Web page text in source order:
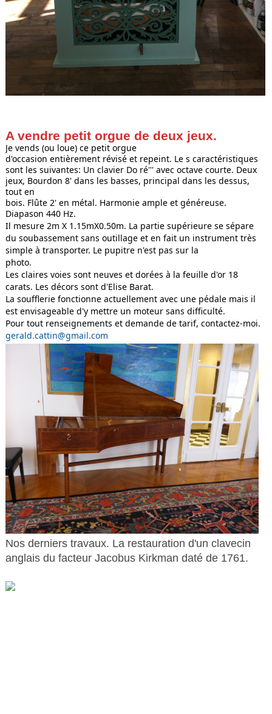
A vendre petit orgue de deux jeux.
Je vends (ou loue) ce petit orgue
d'occasion entièrement révisé et repeint. Le s caractéristiques
sont les suivantes: Un clavier Do ré''' avec octave courte. Deux
jeux, Bourdon 8' dans les basses, principal dans les dessus,
tout en
bois. Flûte 2' en métal. Harmonie ample et généreuse.
Diapason 440 Hz.
Il mesure 2m X 1.15mX0.50m. La partie supérieure se sépare
du soubassement sans outillage et en fait un instrument très
simple à transporter. Le pupitre n'est pas sur la
photo.
Les claires voies sont neuves et dorées à la feuille d'or 18
carats. Les décors sont d'Elise Barat.
La soufflerie fonctionne actuellement avec une pédale mais il
est envisageable d'y mettre un moteur sans difficulté.
Pour tout renseignements et demande de tarif, contactez-moi.
gerald.cattin@gmail.com
Nos derniers travaux. La restauration d'un clavecin
anglais du facteur Jacobus Kirkman daté de 1761.